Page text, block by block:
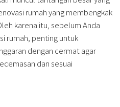
rumah yang membengkak
karena itu, sebelum Anda
rumah, penting untuk
dengan cermat agar
dan sesuai